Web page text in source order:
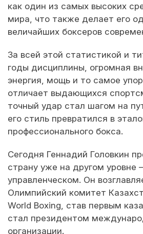
как один из самых высоких
мира, что также делает его
величайших боксеров
За всей этой статистикой и
годы дисциплины, огромная
энергия, мощь и то самое
отличает выдающихся
точный удар стал шагом на
его стиль превратился в
профессионального бокса.
Сегодня Геннадий Головкин
страну уже на другом уровне
управленческом. Он
Олимпийский комитет
World Boxing, став первым
стал президентом
организации.